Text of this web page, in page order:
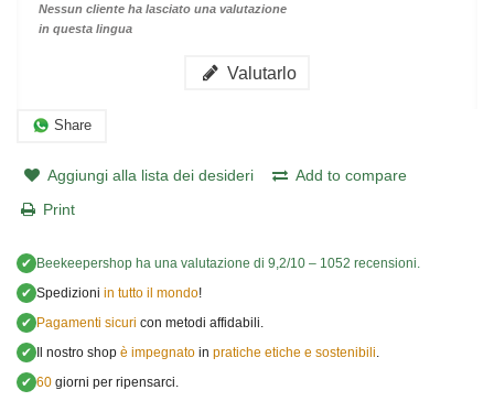
Nessun cliente ha lasciato una valutazione
in questa lingua
Valutarlo
Share
Aggiungi alla lista dei desideri
Add to compare
Print
✔ Beekeepershop ha una valutazione di 9,2/10 – 1052 recensioni.
✔ Spedizioni in tutto il mondo!
✔ Pagamenti sicuri con metodi affidabili.
✔ Il nostro shop è impegnato in pratiche etiche e sostenibili
✔ 60 giorni per ripensarci.